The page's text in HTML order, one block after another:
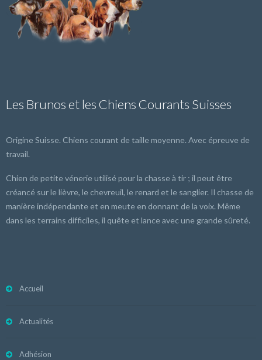
Les Brunos et les Chiens Courants Suisses
Origine Suisse. Chiens courant de taille moyenne. Avec épreuve de
travail.
Chien de petite vénerie utilisé pour la chasse à tir ; il peut être
créancé sur le lièvre, le chevreuil, le renard et le sanglier. Il chasse de
manière indépendante et en meute en donnant de la voix. Même
dans les terrains difficiles, il quête et lance avec une grande sûreté.
Accueil
Actualités
Adhésion